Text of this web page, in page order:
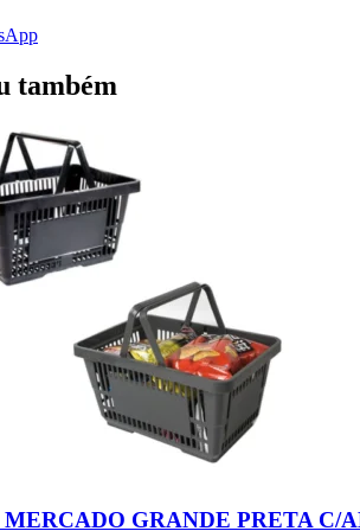
também
MERCADO GRANDE PRETA C/